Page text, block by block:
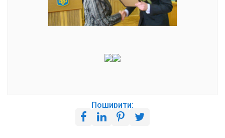
Поширити: